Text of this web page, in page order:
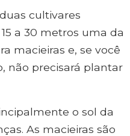
cultivares
a 30 metros uma da
macieiras e, se você
não precisará plantar
o sol da
As macieiras são